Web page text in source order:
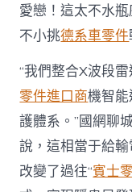
愛戀！這太不水
不小挑德系車零件
“我們整合X波段
零件進口商機智能
護體系。”國網聊
說，這相當于給
改變了過往“賓士